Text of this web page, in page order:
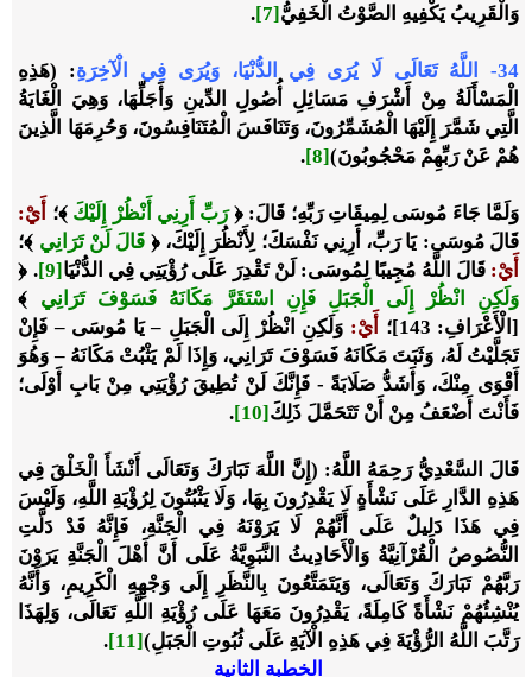
وَالْقَرِيبُ يَكْفِيهِ الصَّوْتُ الْخَفِيُّ[7]
.
34- اللَّهُ تَعَالَى لَا يُرَى فِي الدُّنْيَا، وَيُرَى فِي الْآخِرَةِ
: (هَذِهِ
الْمَسْأَلَةُ مِنْ أَشْرَفِ مَسَائِلِ أُصُولِ الدِّينِ وَأَجَلِّهَا، وَهِيَ الْغَايَةُ
الَّتِي شَمَّرَ إِلَيْهَا الْمُشَمِّرُونَ، وَتَنَافَسَ الْمُتَنَافِسُونَ، وَحُرِمَهَا الَّذِينَ
هُمْ عَنْ رَبِّهِمْ مَحْجُوبُونَ)[8]
.
وَلَمَّا جَاءَ مُوسَى لِمِيقَاتِ رَبِّهِ؛ قَالَ: ﴿رَبِّ أَرِنِي أَنْظُرْ إِلَيْكَ ﴾؛ أَيْ:
قَالَ مُوسَى: يَا رَبِّ، أَرِنِي نَفْسَكَ؛ لِأَنْظُرَ إِلَيْكَ، ﴿ قَالَ لَنْ تَرَانِي ﴾؛
أَيْ: قَالَ اللَّهُ مُجِيبًا لِمُوسَى: لَنْ تَقْدِرَ عَلَى رُؤْيَتِي فِي الدُّنْيَا[9]
. ﴿
وَلَكِنِ انْظُرْ إِلَى الْجَبَلِ فَإِنِ اسْتَقَرَّ مَكَانَهُ فَسَوْفَ تَرَانِي ﴾
[الْأَعْرَافِ: 143]؛
أَيْ: وَلَكِنِ انْظُرْ إِلَى الْجَبَلِ – يَا مُوسَى – فَإِنْ
تَجَلَّيْتُ لَهُ، وَثَبَتَ مَكَانَهُ فَسَوْفَ تَرَانِي، وَإِذَا لَمْ يَثْبُتْ مَكَانَهُ – وَهُوَ
أَقْوَى مِنْكَ، وَأَشَدُّ صَلَابَةً - فَإِنَّكَ لَنْ تُطِيقَ رُؤْيَتِي مِنْ بَابِ أَوْلَى؛
فَأَنْتَ أَضْعَفُ مِنْ أَنْ تَتَحَمَّلَ ذَلِكَ[10]
.
قَالَ السَّعْدِيُّ رَحِمَهُ اللَّهُ: (إِنَّ اللَّهَ تَبَارَكَ وَتَعَالَى أَنْشَأَ الْخَلْقَ فِي
هَذِهِ الدَّارِ عَلَى نَشْأَةٍ لَا يَقْدِرُونَ بِهَا، وَلَا يَثْبُتُونَ لِرُؤْيَةِ اللَّهِ، وَلَيْسَ
فِي هَذَا دَلِيلٌ عَلَى أَنَّهُمْ لَا يَرَوْنَهُ فِي الْجَنَّةِ، فَإِنَّهُ قَدْ دَلَّتِ
النُّصُوصُ الْقُرْآنِيَّةُ وَالْأَحَادِيثُ النَّبَوِيَّةُ عَلَى أَنَّ أَهْلَ الْجَنَّةِ يَرَوْنَ
رَبَّهُمْ تَبَارَكَ وَتَعَالَى، وَيَتَمَتَّعُونَ بِالنَّظَرِ إِلَى وَجْهِهِ الْكَرِيمِ، وَأَنَّهُ
يُنْشِئُهُمْ نَشْأَةً كَامِلَةً، يَقْدِرُونَ مَعَهَا عَلَى رُؤْيَةِ اللَّهِ تَعَالَى، وَلِهَذَا
رَتَّبَ اللَّهُ الرُّؤْيَةَ فِي هَذِهِ الْآيَةِ عَلَى ثُبُوتِ الْجَبَلِ)[11]
.
الخطبة الثانية